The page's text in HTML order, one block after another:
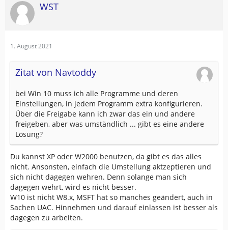
WST
1. August 2021
Zitat von Navtoddy
bei Win 10 muss ich alle Programme und deren
Einstellungen, in jedem Programm extra konfigurieren.
Über die Freigabe kann ich zwar das ein und andere
freigeben, aber was umständlich ... gibt es eine andere
Lösung?
Du kannst XP oder W2000 benutzen, da gibt es das alles
nicht. Ansonsten, einfach die Umstellung aktzeptieren und
sich nicht dagegen wehren. Denn solange man sich
dagegen wehrt, wird es nicht besser.
W10 ist nicht W8.x, MSFT hat so manches geändert, auch in
Sachen UAC. Hinnehmen und darauf einlassen ist besser als
dagegen zu arbeiten.